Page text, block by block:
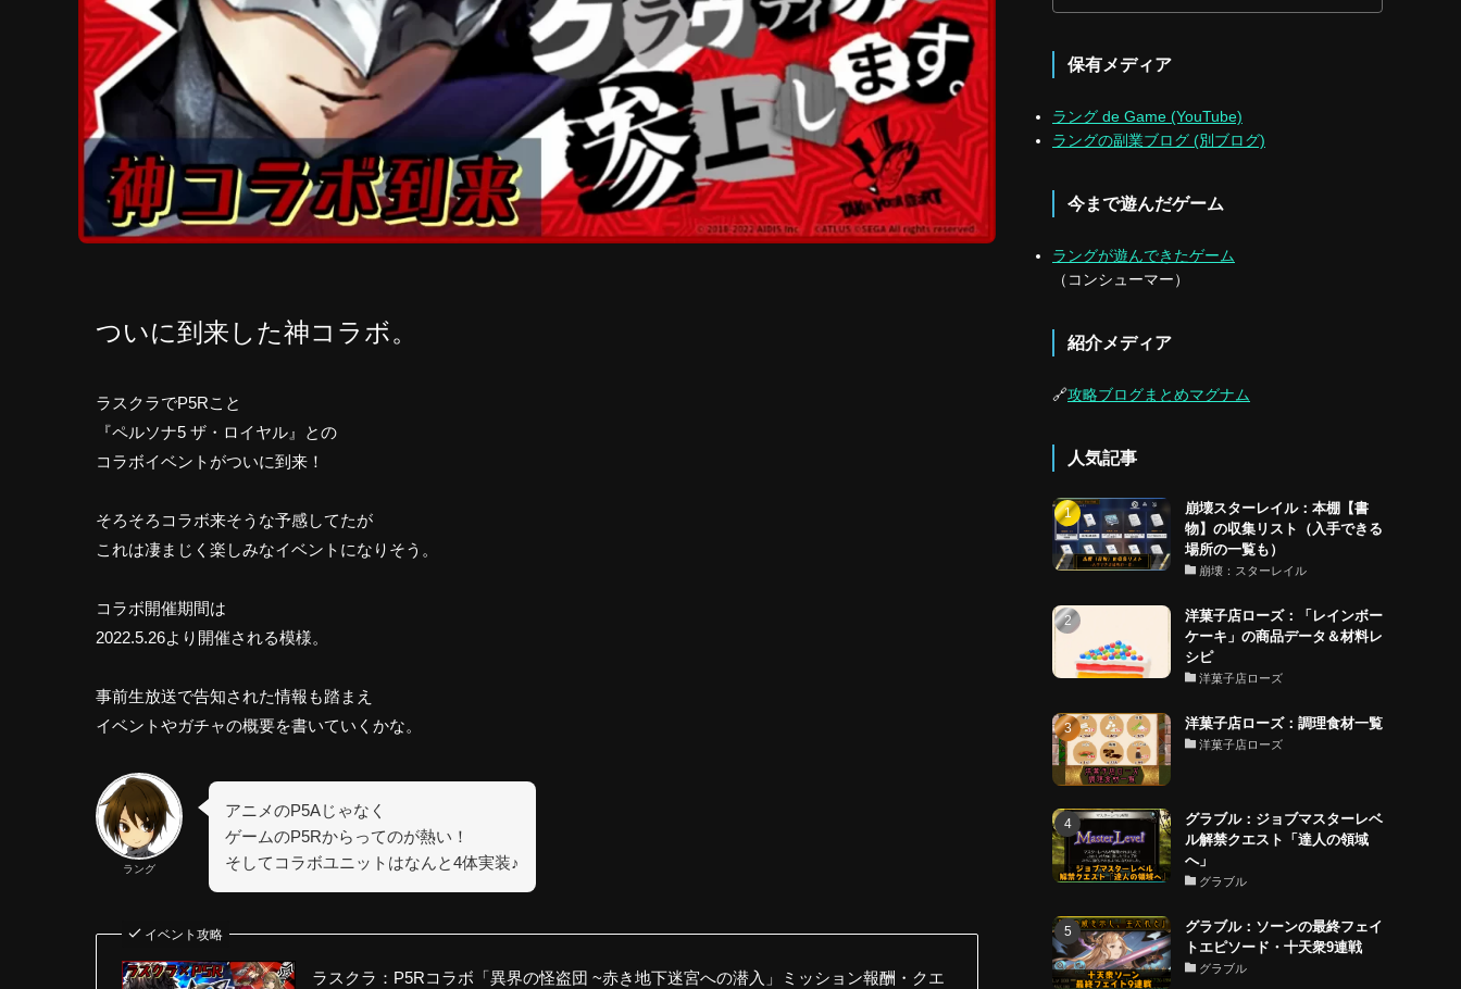
ついに到来した神コラボ。
ラスクラでP5Rこと
『ペルソナ5 ザ・ロイヤル』との
コラボイベントがついに到来！
そろそろコラボ来そうな予感してたが
これは凄まじく楽しみなイベントになりそう。
コラボ開催期間は
2022.5.26より開催される模様。
事前生放送で告知された情報も踏まえ
イベントやガチャの概要を書いていくかな。
ラング
アニメのP5Aじゃなく
ゲームのP5Rからってのが熱い！
そしてコラボユニットはなんと4体実装♪
イベント攻略
ラスクラ：P5Rコラボ「異界の怪盗団 ~赤き地下迷宮への潜入」ミッション報酬・クエ
保有メディア
ラング de Game (YouTube)
ラングの副業ブログ (別ブログ)
今まで遊んだゲーム
ラングが遊んできたゲーム
（コンシューマー）
紹介メディア
🔗攻略ブログまとめマグナム
人気記事
崩壊スターレイル：本棚【書
物】の収集リスト（入手できる
場所の一覧も）
崩壊：スターレイル
洋菓子店ローズ：「レインボー
ケーキ」の商品データ＆材料レ
シピ
洋菓子店ローズ
洋菓子店ローズ：調理食材一覧
洋菓子店ローズ
グラブル：ジョブマスターレベ
ル解禁クエスト「達人の領域
へ」
グラブル
グラブル：ソーンの最終フェイ
トエピソード・十天衆9連戦
グラブル